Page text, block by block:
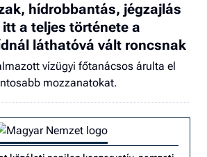
hídrobbantás, jégzajlás
a teljes története a
láthatóvá vált roncsnak
vízügyi főtanácsos árulta el
mozzanatokat.